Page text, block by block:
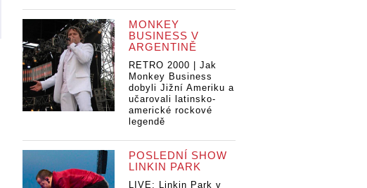
Zahraniční
nominační tipy
Žebříku (III.): O
Zahraniční
MONKEY
BUSINESS V
ARGENTINĚ
RETRO 2000 | Jak
Monkey Business
dobyli Jižní Ameriku a
učarovali latinsko-
americké rockové
legendě
POSLEDNÍ SHOW
LINKIN PARK
LIVE: Linkin Park v